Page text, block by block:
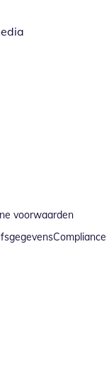
venster
venster
voorwaarden
Compliance